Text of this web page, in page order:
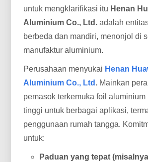
untuk mengklarifikasi itu Henan
Aluminium Co., Ltd. adalah
berbeda dan mandiri, menonjol di
manufaktur aluminium.
Perusahaan menyukai Henan
Aluminium Co., Ltd . Mainkan
pemasok terkemuka foil aluminium
tinggi untuk berbagai aplikasi,
penggunaan rumah tangga.
untuk:
Paduan yang tepat